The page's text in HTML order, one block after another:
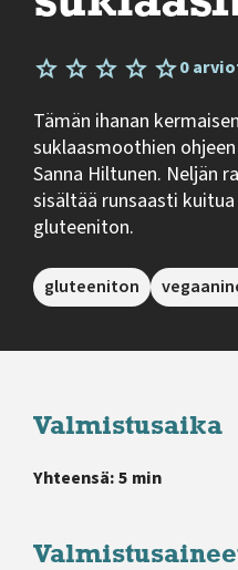
0
Tämän ihanan
suklaasmoothien
Sanna Hiltunen. Neljän
sisältää runsaasti
gluteeniton.
gluteeniton
Valmistusaika
Yhteensä: 5 min